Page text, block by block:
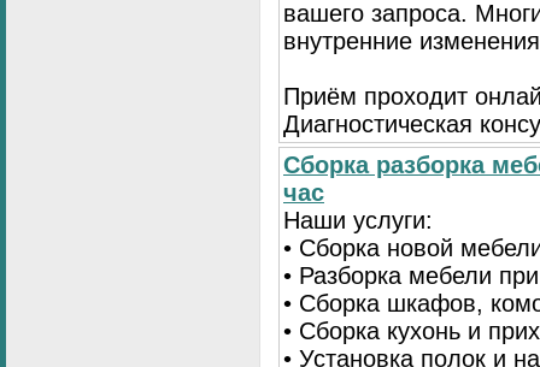
вашего запроса.
внутренние
Приём проходит
Диагностическая
Сборка разборка
час
Наши услуги:
• Сборка новой
• Разборка мебели
• Сборка шкафов,
• Сборка кухонь и
• Установка полок и